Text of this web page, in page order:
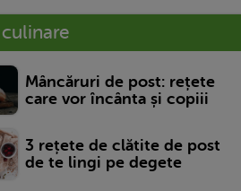
Mâncăruri de post: rețete
care vor încânta și copiii
3 rețete de clătite de post
de te lingi pe degete